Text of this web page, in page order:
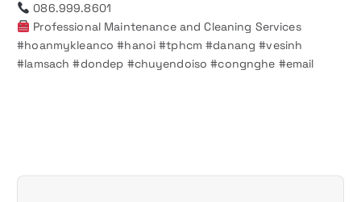
086.999.8601
Professional Maintenance and Cleaning Services
#hoanmykleanco #hanoi #tphcm #danang #vesinh
#lamsach #dondep #chuyendoiso #congnghe #email